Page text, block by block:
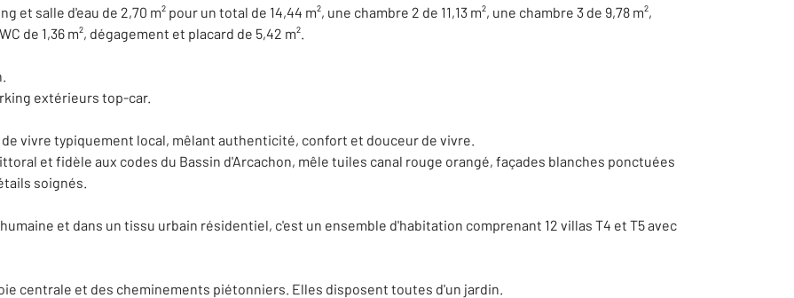
salle d'eau de 2,70 m² pour un total de 14,44 m², une chambre 2 de 11,13 m², une chambre 3 de 9,78 m²,
de 1,36 m², dégagement et placard de 5,42 m².
extérieurs top-car.
vivre typiquement local, mêlant authenticité, confort et douceur de vivre.
et fidèle aux codes du Bassin d'Arcachon, mêle tuiles canal rouge orangé, façades blanches ponctuées
soignés.
et dans un tissu urbain résidentiel, c'est un ensemble d'habitation comprenant 12 villas T4 et T5 avec
centrale et des cheminements piétonniers. Elles disposent toutes d'un jardin.